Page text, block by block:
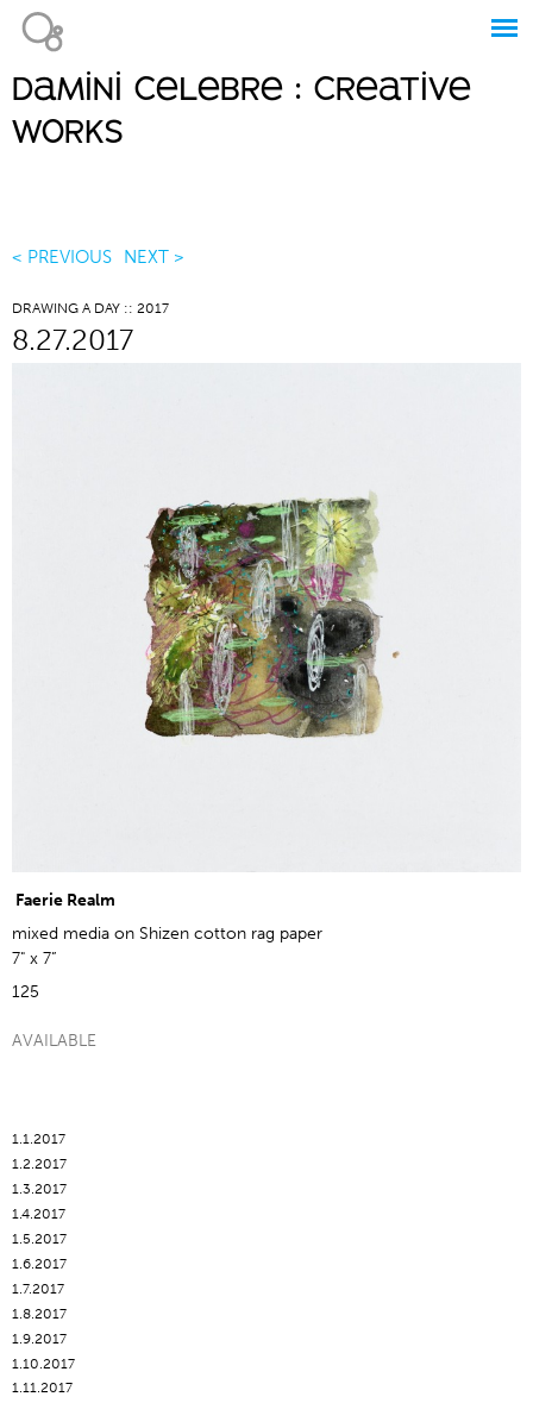
Main
menu
damini celebre : creative
works
< PREVIOUS NEXT >
DRAWING A DAY :: 2017
8.27.2017
Faerie Realm
mixed media on Shizen cotton rag paper
7" x 7”
125
AVAILABLE
1.1.2017
1.2.2017
1.3.2017
1.4.2017
1.5.2017
1.6.2017
1.7.2017
1.8.2017
1.9.2017
1.10.2017
1.11.2017